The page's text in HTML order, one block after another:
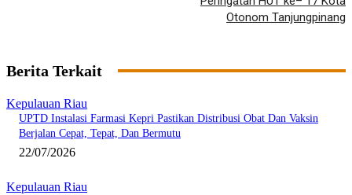
Otonom Tanjungpinang
Berita Terkait
Kepulauan Riau
UPTD Instalasi Farmasi Kepri Pastikan Distribusi Obat Dan Vaksin
Berjalan Cepat, Tepat, Dan Bermutu
22/07/2026
Kepulauan Riau